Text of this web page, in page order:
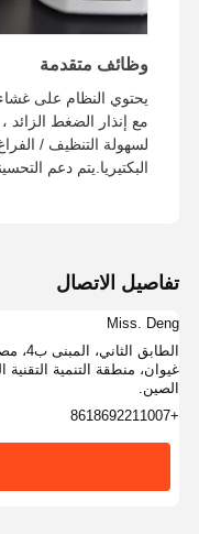
المواد الاستهلاكية لتنقية
ملحقات نظام تنقية
وظائف متقدمة
مع إنذار الضغط
لسهولة التنظيف /
البكتيريا.يتم دعم
تفاصيل الاتصال
Miss. Deng
غيوان، منطقة التنمية التقنية
الصين.
+8618692211007